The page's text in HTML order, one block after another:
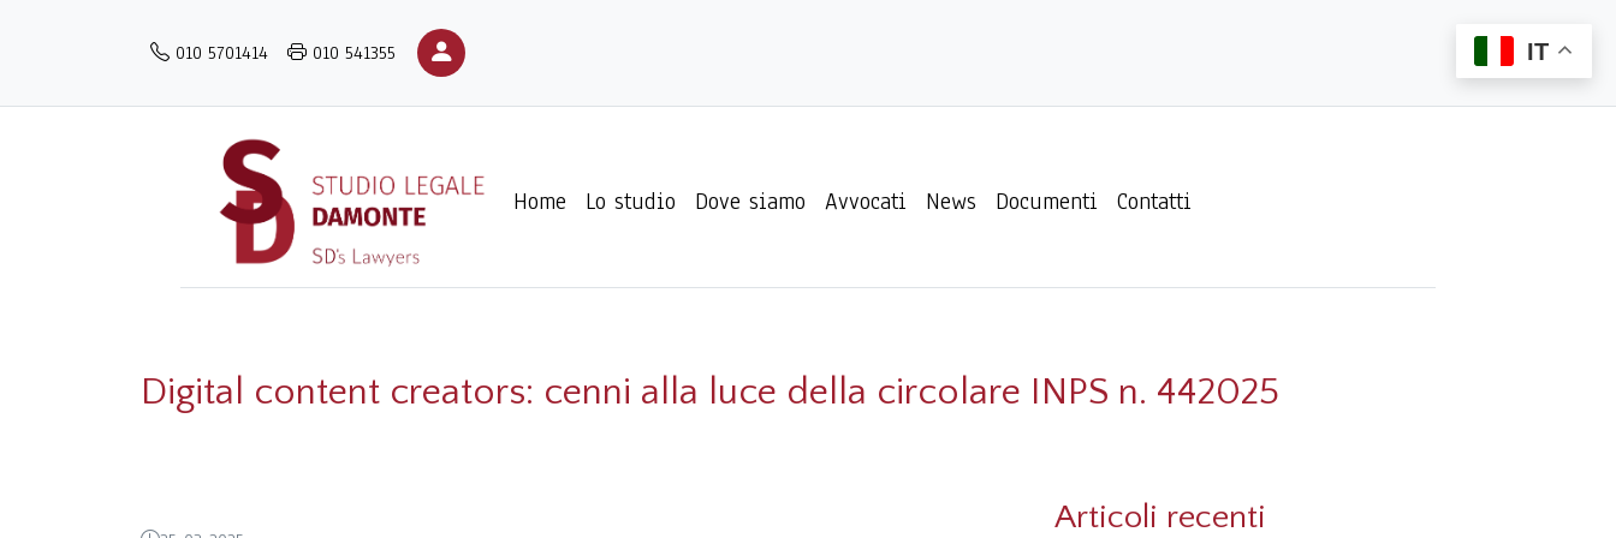
principale
010 5701414 010 541355
Home Lo studio Dove siamo Avvocati News Documenti Contatti
IT
Digital content creators: cenni alla luce della circolare INPS n. 442025
Articoli recenti